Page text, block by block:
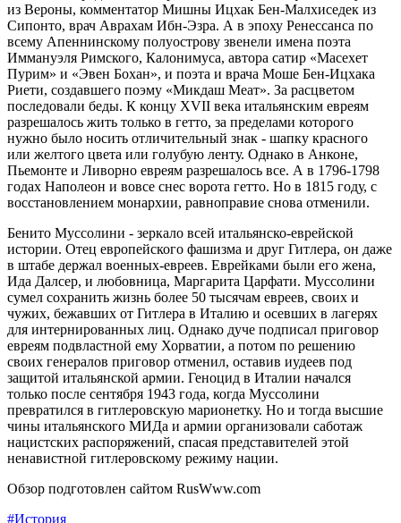
из Вероны, комментатор Мишны Ицхак Бен-Малхиседек из
Сипонто, врач Аврахам Ибн-Эзра. А в эпоху Ренессанса по
всему Апеннинскому полуострову звенели имена поэта
Иммануэля Римского, Калонимуса, автора сатир «Масехет
Пурим» и «Эвен Бохан», и поэта и врача Моше Бен-Ицхака
Риети, создавшего поэму «Микдаш Меат». За расцветом
последовали беды. К концу XVII века итальянским евреям
разрешалось жить только в гетто, за пределами которого
нужно было носить отличительный знак - шапку красного
или желтого цвета или голубую ленту. Однако в Анконе,
Пьемонте и Ливорно евреям разрешалось все. А в 1796-1798
годах Наполеон и вовсе снес ворота гетто. Но в 1815 году, с
восстановлением монархии, равноправие снова отменили.
Бенито Муссолини - зеркало всей итальянско-еврейской
истории. Отец европейского фашизма и друг Гитлера, он даже
в штабе держал военных-евреев. Еврейками были его жена,
Ида Далсер, и любовница, Маргарита Царфати. Муссолини
сумел сохранить жизнь более 50 тысячам евреев, своих и
чужих, бежавших от Гитлера в Италию и осевших в лагерях
для интернированных лиц. Однако дуче подписал приговор
евреям подвластной ему Хорватии, а потом по решению
своих генералов приговор отменил, оставив иудеев под
защитой итальянской армии. Геноцид в Италии начался
только после сентября 1943 года, когда Муссолини
превратился в гитлеровскую марионетку. Но и тогда высшие
чины итальянского МИДа и армии организовали саботаж
нацистских распоряжений, спасая представителей этой
ненавистной гитлеровскому режиму нации.
Обзор подготовлен сайтом RusWww.com
#История